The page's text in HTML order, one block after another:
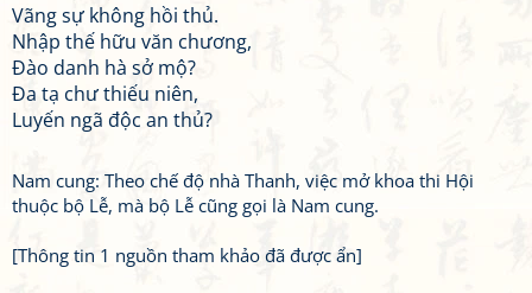
Vãng sự không hồi thủ.
Nhập thế hữu văn chương,
Đào danh hà sở mộ?
Đa tạ chư thiếu niên,
Luyến ngã độc an thủ?
Nam cung: Theo chế độ nhà Thanh, việc mở khoa thi Hội
thuộc bộ Lễ, mà bộ Lễ cũng gọi là Nam cung.
[Thông tin 1 nguồn tham khảo đã được ẩn]